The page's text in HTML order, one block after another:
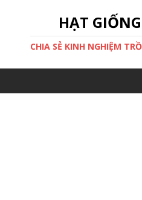
HẠT
CHIA SẺ KINH NGHIỆM